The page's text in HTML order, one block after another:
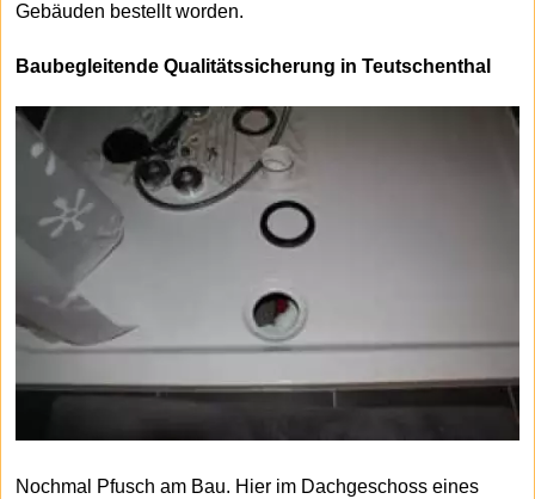
Gebäuden bestellt worden.
Baubegleitende Qualitätssicherung in Teutschenthal
Nochmal Pfusch am Bau. Hier im Dachgeschoss eines